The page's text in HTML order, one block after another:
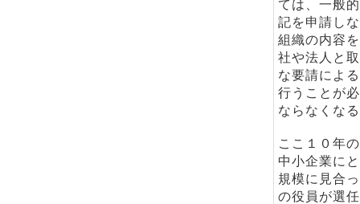
ては、一般
記を申請し
組織の内容
社や法人と
な要請によ
行うことが
ならなくな
ここ１０年
中小企業に
規模に見合
の役員が選